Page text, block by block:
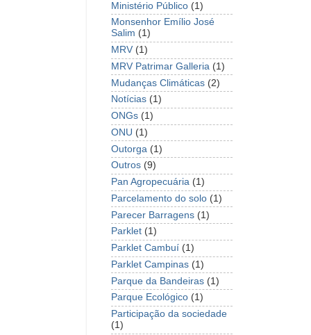
Ministério Público (1)
Monsenhor Emílio José
Salim (1)
MRV (1)
MRV Patrimar Galleria (1)
Mudanças Climáticas (2)
Notícias (1)
ONGs (1)
ONU (1)
Outorga (1)
Outros (9)
Pan Agropecuária (1)
Parcelamento do solo (1)
Parecer Barragens (1)
Parklet (1)
Parklet Cambuí (1)
Parklet Campinas (1)
Parque da Bandeiras (1)
Parque Ecológico (1)
Participação da sociedade
(1)